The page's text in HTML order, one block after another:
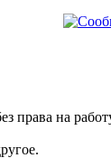
права на